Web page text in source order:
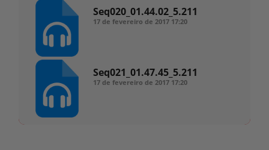
Seq020_01.44.02_5.211
17 de fevereiro de 2017 17:20
Seq021_01.47.45_5.211
17 de fevereiro de 2017 17:20